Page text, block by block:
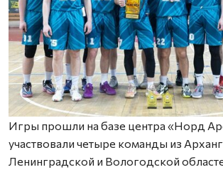
Игры прошли на базе центра «Норд
участвовали четыре команды из
Ленинградской и Вологодской